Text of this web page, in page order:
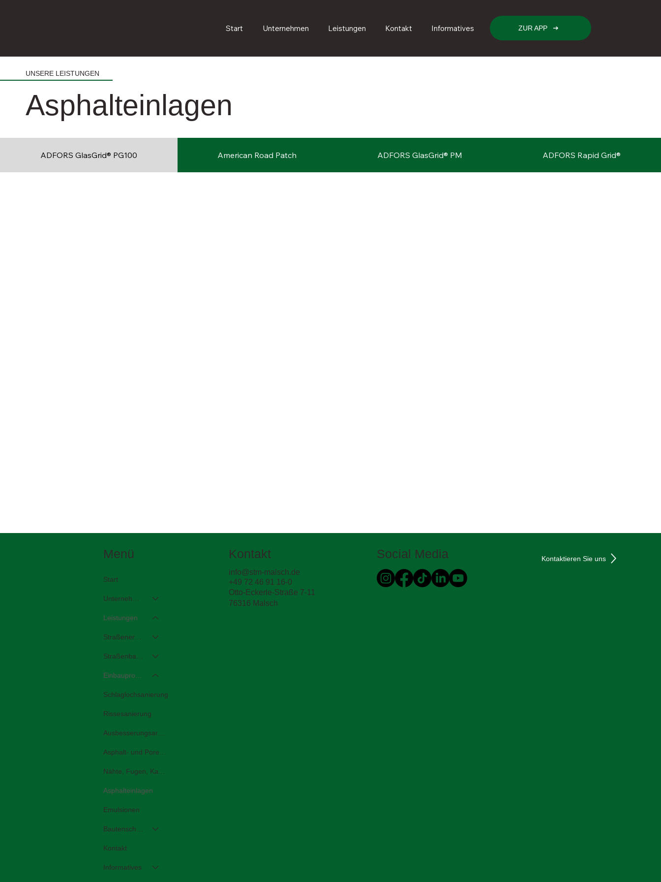
Start Unternehmen Leistungen Kontakt Informatives ZUR APP
UNSERE LEISTUNGEN
Asphalteinlagen
ADFORS GlasGrid® PG100 American Road Patch ADFORS GlasGrid® PM ADFORS Rapid Grid®
Menü
Start
Leistungen
Schlaglochsanierung
Rissesanierung
Asphalteinlagen
Emulsionen
Kontakt
Informatives
Kontakt
info@stm-malsch.de
+49 72 46 91 16-0
Otto-Eckerle-Straße 7-11
76316 Malsch
Social Media Kontaktieren Sie uns